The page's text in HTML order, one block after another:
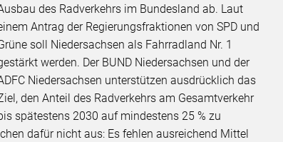
des Radverkehrs im Bundesland ab. Laut
Antrag der Regierungsfraktionen von SPD und
soll Niedersachsen als Fahrradland Nr. 1
werden. Der BUND Niedersachsen und der
Niedersachsen unterstützen ausdrücklich das
den Anteil des Radverkehrs am Gesamtverkehr
spätestens 2030 auf mindestens 25 % zu
dafür nicht aus: Es fehlen ausreichend Mittel